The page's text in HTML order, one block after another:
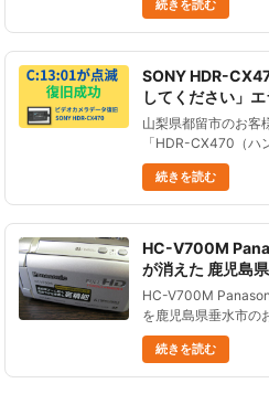
た。 ●データ復元処
続きを読む
SONY HDR-
してください」
旧事例｜C:13:01
山梨県都留市のお客
「HDR-CX470（ハ
くなったとご依頼を
を入れ直してくださ
してください」と......
続きを読む
HC-V700M
が消えた 鹿児島
HC-V700M
を鹿児島県垂水市の
操作を誤り、ビデオ
去した。 ●データ復
ル......
続きを読む